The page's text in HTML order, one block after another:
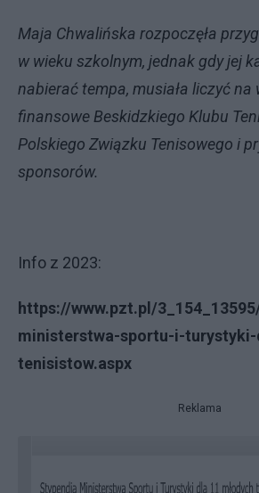
Maja Chwalińska rozpoczęła
w wieku szkolnym, jednak gdy jej
nabierać tempa, musiała liczyć na
finansowe Beskidzkiego Klubu
Polskiego Związku Tenisowego i
sponsorów.
Info z 2023:
https://www.pzt.pl/
ministerstwa-sportu-i-
tenisistow.aspx
Reklama